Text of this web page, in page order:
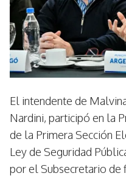
El intendente de
Nardini, participó en la
de la Primera Sección
Ley de Seguridad
por el Subsecretario de